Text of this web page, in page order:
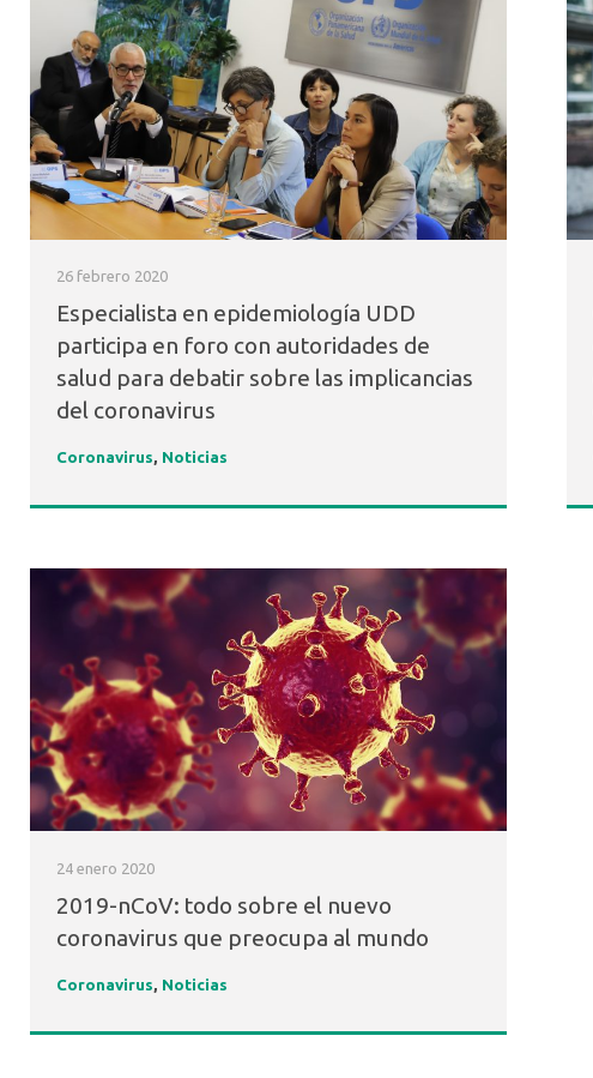
26 febrero 2020
Especialista en epidemiología UDD
participa en foro con autoridades de
salud para debatir sobre las implicancias
del coronavirus
Coronavirus, Noticias
24 enero 2020
2019-nCoV: todo sobre el nuevo
coronavirus que preocupa al mundo
Coronavirus, Noticias